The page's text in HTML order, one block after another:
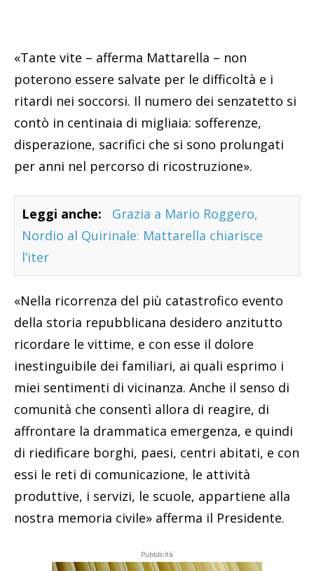
«Tante vite – afferma Mattarella – non
poterono essere salvate per le difficoltà e i
ritardi nei soccorsi. Il numero dei senzatetto si
contò in centinaia di migliaia: sofferenze,
disperazione, sacrifici che si sono prolungati
per anni nel percorso di ricostruzione».
Leggi anche:
Grazia a Mario Roggero,
Nordio al Quirinale: Mattarella chiarisce
l’iter
«Nella ricorrenza del più catastrofico evento
della storia repubblicana desidero anzitutto
ricordare le vittime, e con esse il dolore
inestinguibile dei familiari, ai quali esprimo i
miei sentimenti di vicinanza. Anche il senso di
comunità che consentì allora di reagire, di
affrontare la drammatica emergenza, e quindi
di riedificare borghi, paesi, centri abitati, e con
essi le reti di comunicazione, le attività
produttive, i servizi, le scuole, appartiene alla
nostra memoria civile» afferma il Presidente.
Pubblicità